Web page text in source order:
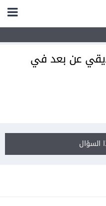
عن بعد في